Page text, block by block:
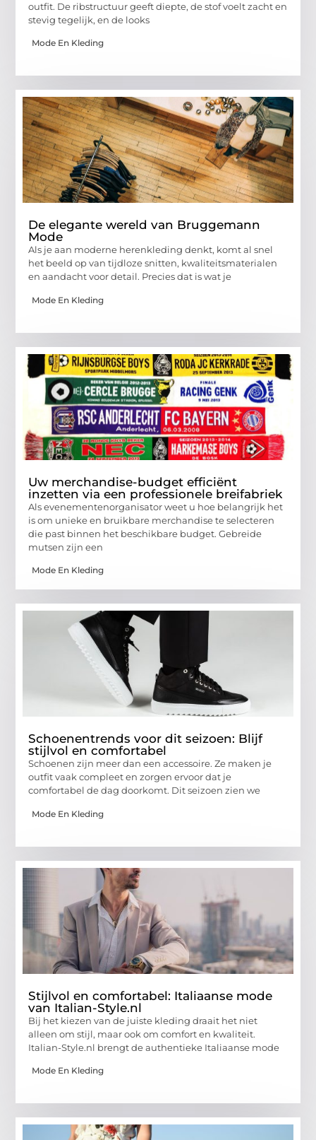
outfit. De ribstructuur geeft diepte, de stof voelt zacht en
stevig tegelijk, en de looks
Mode En Kleding
De elegante wereld van Bruggemann
Mode
Als je aan moderne herenkleding denkt, komt al snel
het beeld op van tijdloze snitten, kwaliteitsmaterialen
en aandacht voor detail. Precies dat is wat je
Mode En Kleding
Uw merchandise-budget efficiënt
inzetten via een professionele breifabriek
Als evenementenorganisator weet u hoe belangrijk het
is om unieke en bruikbare merchandise te selecteren
die past binnen het beschikbare budget. Gebreide
mutsen zijn een
Mode En Kleding
Schoenentrends voor dit seizoen: Blijf
stijlvol en comfortabel
Schoenen zijn meer dan een accessoire. Ze maken je
outfit vaak compleet en zorgen ervoor dat je
comfortabel de dag doorkomt. Dit seizoen zien we
Mode En Kleding
Stijlvol en comfortabel: Italiaanse mode
van Italian-Style.nl
Bij het kiezen van de juiste kleding draait het niet
alleen om stijl, maar ook om comfort en kwaliteit.
Italian-Style.nl brengt de authentieke Italiaanse mode
Mode En Kleding